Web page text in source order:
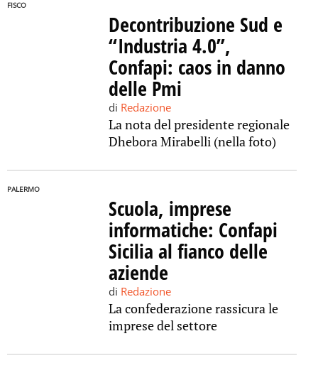
FISCO
Decontribuzione Sud e
“Industria 4.0”,
Confapi: caos in danno
delle Pmi
di Redazione
La nota del presidente regionale
Dhebora Mirabelli (nella foto)
PALERMO
Scuola, imprese
informatiche: Confapi
Sicilia al fianco delle
aziende
di Redazione
La confederazione rassicura le
imprese del settore